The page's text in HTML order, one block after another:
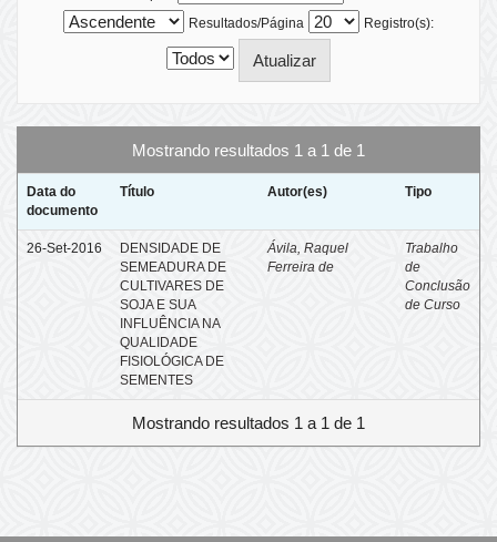
Resultados/Página
Registro(s):
Mostrando resultados 1 a 1 de 1
Data do
documento
Título Autor(es) Tipo
26-Set-2016
DENSIDADE DE
SEMEADURA DE
CULTIVARES DE
SOJA E SUA
INFLUÊNCIA NA
QUALIDADE
FISIOLÓGICA DE
SEMENTES
Ávila, Raquel
Ferreira de
Trabalho
de
Conclusão
de Curso
Mostrando resultados 1 a 1 de 1